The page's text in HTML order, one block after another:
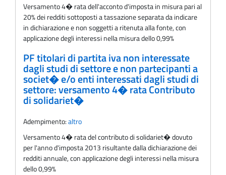
Versamento 4� rata dell'acconto d'imposta in misura pari al
20% dei redditi sottoposti a tassazione separata da indicare
in dichiarazione e non soggetti a ritenuta alla fonte, con
applicazione degli interessi nella misura dello 0,99%
PF titolari di partita iva non interessate
dagli studi di settore e non partecipanti a
societ� e/o enti interessati dagli studi di
settore: versamento 4� rata Contributo
di solidariet�
Adempimento:altro
Versamento 4� rata del contributo di solidariet� dovuto
per l'anno d'imposta 2013 risultante dalla dichiarazione dei
redditi annuale, con applicazione degli interessi nella misura
dello 0,99%